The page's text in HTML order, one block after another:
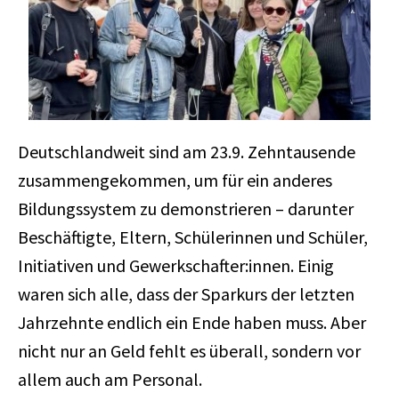
Deutschlandweit sind am 23.9. Zehntausende
zusammengekommen, um für ein anderes
Bildungssystem zu demonstrieren – darunter
Beschäftigte, Eltern, Schülerinnen und Schüler,
Initiativen und Gewerkschafter:innen. Einig
waren sich alle, dass der Sparkurs der letzten
Jahrzehnte endlich ein Ende haben muss. Aber
nicht nur an Geld fehlt es überall, sondern vor
allem auch am Personal.